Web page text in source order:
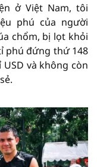
ở Việt Nam, tôi
phú của người
chổm, bị lọt khỏi
phú đứng thứ 148
và không còn